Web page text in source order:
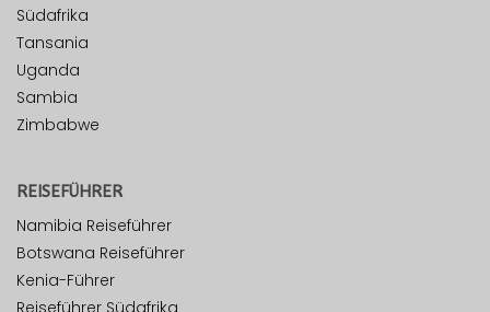
Südafrika
Tansania
Uganda
Sambia
Zimbabwe
REISEFÜHRER
Namibia Reiseführer
Botswana Reiseführer
Kenia-Führer
Reiseführer Südafrika